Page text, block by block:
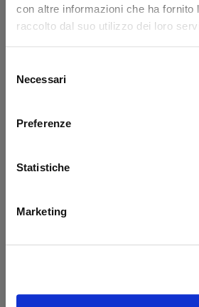
con altre informazioni che ha fornito
raccolto dal suo utilizzo dei loro
delNecessari
Preferenze
Statistiche
Marketing
Code: 14217L
Oil